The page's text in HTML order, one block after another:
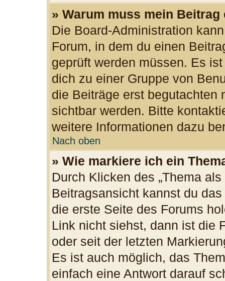
» Warum muss mein
Die Board-Administration
Forum, in dem du einen
geprüft werden müssen. Es
dich zu einer Gruppe von
die Beiträge erst begutachten
sichtbar werden. Bitte
weitere Informationen dazu
Nach oben
» Wie markiere ich ein
Durch Klicken des „Thema
Beitragsansicht kannst du
die erste Seite des Forums
Link nicht siehst, dann ist die
oder seit der letzten
Es ist auch möglich, das
einfach eine Antwort darauf